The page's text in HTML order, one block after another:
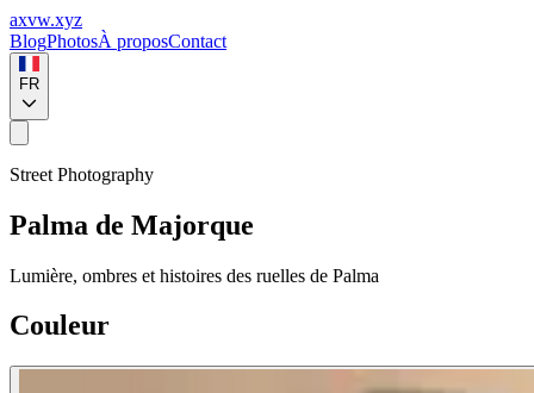
axvw.xyz
BlogPhotosÀ proposContact
FR
Street Photography
Palma de Majorque
Lumière, ombres et histoires des ruelles de Palma
Couleur